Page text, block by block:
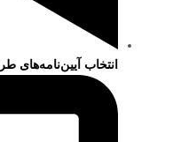
انتخاب آیین‌نامه‌های